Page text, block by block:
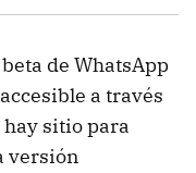
de WhatsApp
a través
sitio para
versión